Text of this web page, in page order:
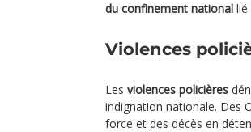
du confinement national lié
Violences
Les violences policières
indignation nationale. Des
force et des décès en